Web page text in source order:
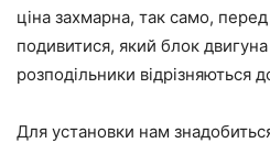
ціна захмарна, так само,
подивитися, який блок
розподільники відрізняються
Для установки нам